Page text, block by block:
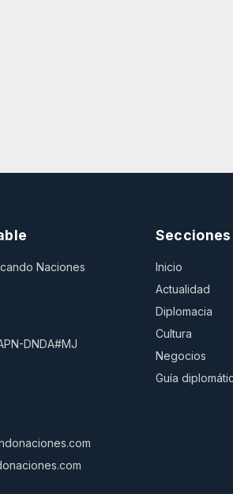
Naciones
DNDA#MJ
Secciones
Inicio
Actualidad
Diplomacia
Cultura
Negocios
Guía